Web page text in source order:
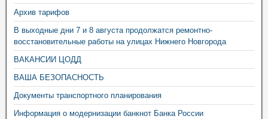
Архив тарифов
В выходные дни 7 и 8 августа продолжатся ремонтно-
восстановительные работы на улицах Нижнего Новгорода
ВАКАНСИИ ЦОДД
ВАША БЕЗОПАСНОСТЬ
Документы транспортного планирования
Информация о модернизации банкнот Банка России